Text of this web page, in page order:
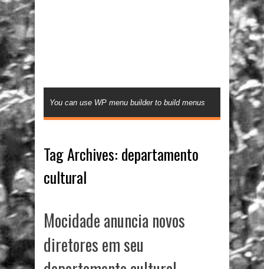
You can use WP menu builder to build menus
Tag Archives: departamento
cultural
Mocidade anuncia novos
diretores em seu